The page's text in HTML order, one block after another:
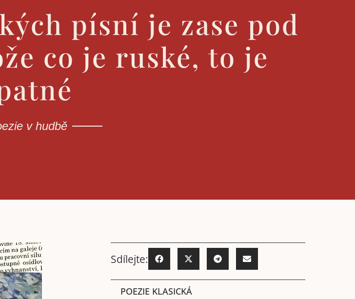
písní je zase pod
co je ruské, to je
v hudbě
Sdílejte:
POEZIE KLASICKÁ